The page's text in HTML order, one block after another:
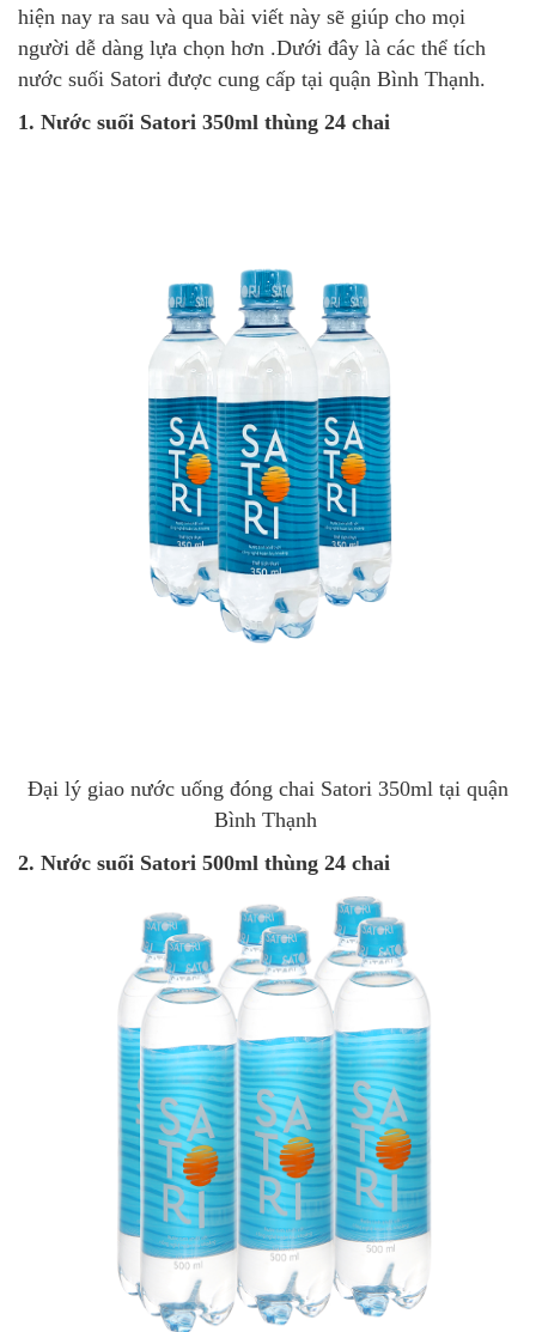
hiện nay ra sau và qua bài viết này sẽ giúp cho mọi
người dễ dàng lựa chọn hơn .Dưới đây là các thể tích
nước suối Satori được cung cấp tại quận Bình Thạnh.
1. Nước suối Satori 350ml thùng 24 chai
Đại lý giao nước uống đóng chai Satori 350ml tại quận
Bình Thạnh
2. Nước suối Satori 500ml thùng 24 chai